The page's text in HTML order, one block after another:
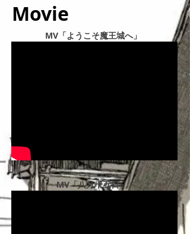
Movie
MV「ようこそ魔王城へ」
MV「八月十五日」